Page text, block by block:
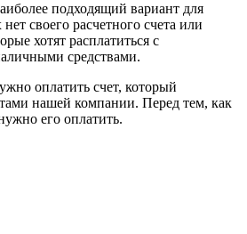
подходящий вариант для
своего расчетного счета или
хотят расплатиться с
средствами.
оплатить счет, который
нашей компании. Перед тем, как
его оплатить.